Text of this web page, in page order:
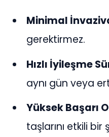
Minimal
gerektirmez.
Hızlı İyileşme
aynı gün veya
Yüksek Başarı
taşlarını etkili bir